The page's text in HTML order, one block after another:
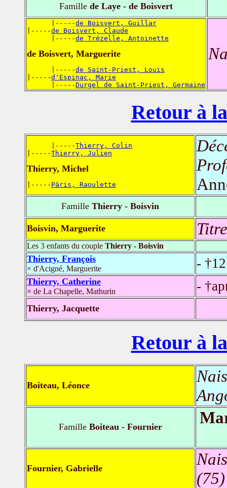
Famille de Laye - de Boisvert
      |-----
de Boisvert, Guillar
|-----de Boisvert, Claude
      |-----
de Trézelle, Antoinette
de Boisvert, Marguerite
      |-----
de Saint-Priest, Louis
|-----d'Espinac, Marie
      |-----
Durgel de Saint-Priest, Germaine
Retour à
      |-----
Thierry, Colin
|-----Thierry, Julien
Thierry, Michel
|----- Pâris, Raoulette
Famille Thierry - Boisvin
Boisvin, Marguerite
Les 3 enfants du couple Thierry - Boisvin
Thierry, François
× d'Acigné, Marguerite -
Thierry, Catherine
× de La Chapelle, Mathurin -
Thierry, Jacquette
Retour à
Boiteau, Léonce
FamilleBoiteau - Fournier
Fournier, Gabrielle
(75)